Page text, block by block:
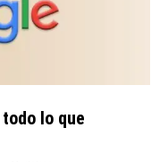
lo que